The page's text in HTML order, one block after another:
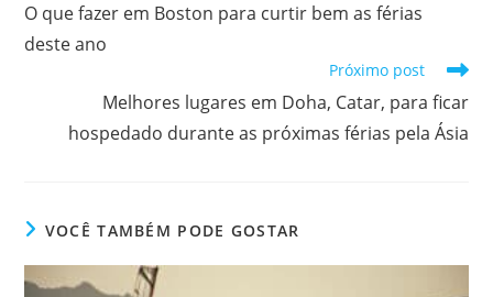
artigos
O que fazer em Boston para curtir bem as férias
deste ano
Próximo post
Melhores lugares em Doha, Catar, para ficar
hospedado durante as próximas férias pela Ásia
VOCÊ TAMBÉM PODE GOSTAR